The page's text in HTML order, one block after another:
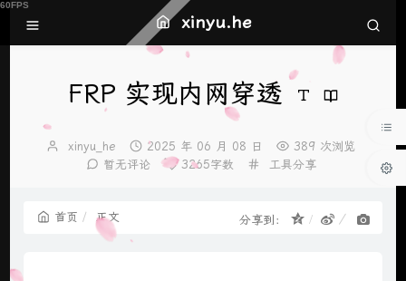
xinyu.he
FRP 实现内网穿透
博
xinyu_he
发
布
2025 年 06 月 08 日
389 次浏览
暂无评论
3265字数
分
工具分享
首页 正文 分享到：